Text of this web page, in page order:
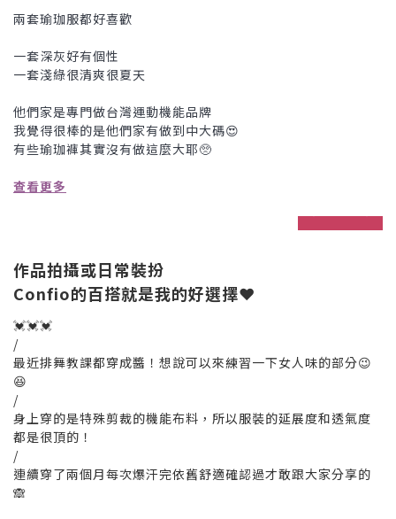
兩套瑜珈服都好喜歡
一套深灰好有個性
一套淺綠很清爽很夏天
他們家是專門做台灣運動機能品牌
我覺得很棒的是他們家有做到中大碼😍
有些瑜珈褲其實沒有做這麼大耶🥺
查看更多
prev next
作品拍攝或日常裝扮
Confio的百搭就是我的好選擇❤
💓💓💓
/
最近排舞教課都穿成醬！想說可以來練習一下女人味的部分😉
😆
/
身上穿的是特殊剪裁的機能布料，所以服裝的延展度和透氣度
都是很頂的！
/
連續穿了兩個月每次爆汗完依舊舒適確認過才敢跟大家分享的
🙈